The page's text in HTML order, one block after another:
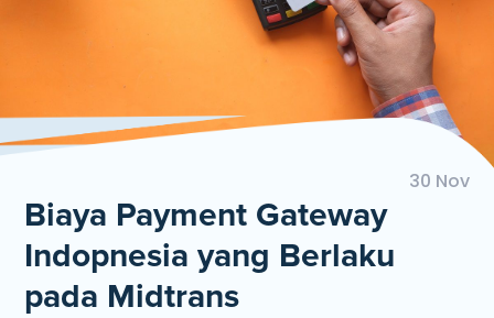
30 Nov
Biaya Payment Gateway
Indopnesia yang Berlaku
pada Midtrans